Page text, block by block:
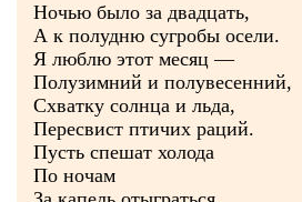
Ночью было за двадцать,
А к полудню сугробы осели.
Я люблю этот месяц —
Полузимний и полувесенний,
Схватку солнца и льда,
Пересвист птичих раций.
Пусть спешат холода
По ночам